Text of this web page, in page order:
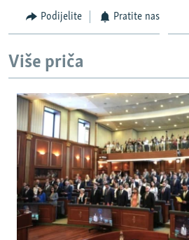
Podijelite Pratite nas
Više priča